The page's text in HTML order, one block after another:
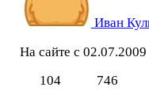
Иван
На сайте с 02.07.2009
104
746